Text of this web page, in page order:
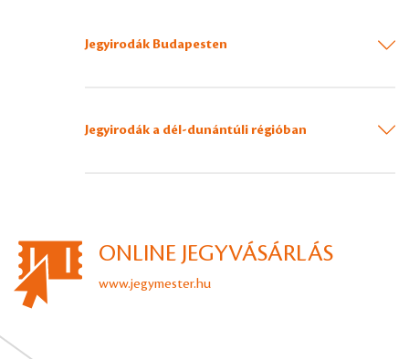
Jegyirodák Budapesten
Jegyirodák a dél-dunántúli régióban
ONLINE JEGYVÁSÁRLÁS
www.jegymester.hu